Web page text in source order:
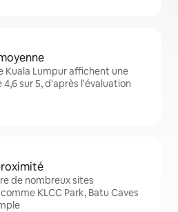
Kuala Lumpur affichent une
sur 5, d'après l'évaluation
de nombreux sites
KLCC Park, Batu Caves